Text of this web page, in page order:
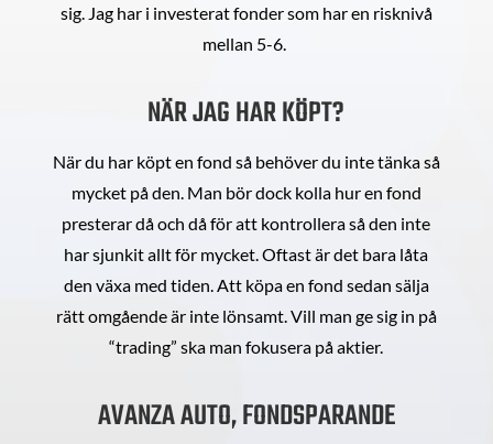
sig. Jag har i investerat fonder som har en risknivå
mellan 5-6.
NÄR JAG HAR KÖPT?
När du har köpt en fond så behöver du inte tänka så
mycket på den. Man bör dock kolla hur en fond
presterar då och då för att kontrollera så den inte
har sjunkit allt för mycket. Oftast är det bara låta
den växa med tiden. Att köpa en fond sedan sälja
rätt omgående är inte lönsamt. Vill man ge sig in på
“trading” ska man fokusera på aktier.
AVANZA AUTO, FONDSPARANDE